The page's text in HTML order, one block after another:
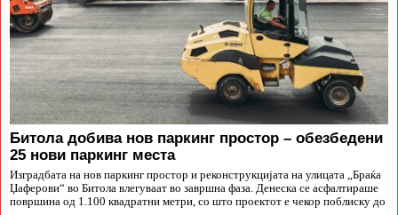
Битола добива нов паркинг простор – обезбедени
25 нови паркинг места
Изградбата на нов паркинг простор и реконструкцијата на улицата „Браќа
Џаферови“ во Битола влегуваат во завршна фаза. Денеска се асфалтираше
површина од 1.100 квадратни метри, со што проектот е чекор поблиску до